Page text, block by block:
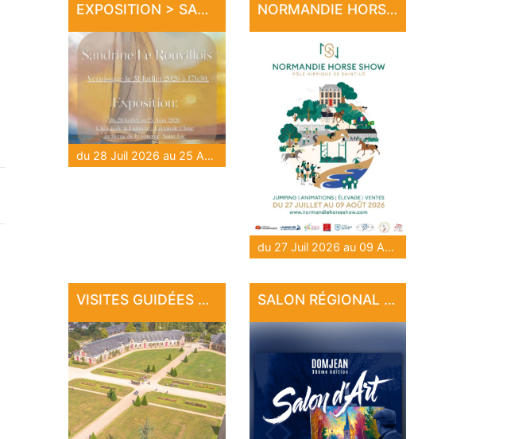
EXPOSITION > SANDRINE LE ROUVILLOIS
du 28 Juil 2026 au 25 Août 2026
NORMANDIE HORSE SHOW 2026
du 27 Juil 2026 au 09 Août 2026
VISITES GUIDÉES AU HARAS NATIONAL SALON RÉGIONAL D'ART DE DOMJEAN